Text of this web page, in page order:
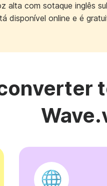
alta com sotaque inglês
disponível online e é